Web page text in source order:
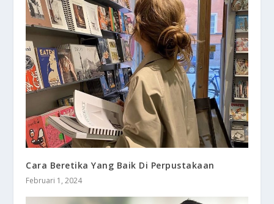
Cara Beretika Yang Baik Di Perpustakaan
Februari 1, 2024